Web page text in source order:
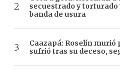
secuestrado y
banda de usura
Caazapá: Roselín
sufrió tras su deceso,